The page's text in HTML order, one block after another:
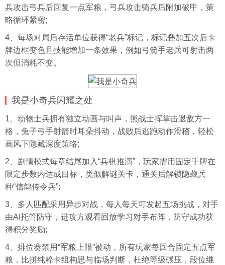
兵攻击弓兵后回复一点军粮，弓兵攻击骑兵后附加破甲，策
略循环紧密;
4、每场对局后存活单位获得“老兵”标记，标记叠加五次后卡
牌边框变色且技能增加一条效果，例如弓箭手老兵可射击两
次但消耗不变。
我是小奇兵闪耀之处
1、动物士兵拥有独立动画与叫声，熊战士挥掌击退敌方一
格，兔子弓手射箭时耳朵抖动，战败后逃跑动作滑稽，轻松
画风下隐藏深度策略;
2、剧情模式每章结尾加入“兵棋推演”，玩家需用固定手牌在
限定步数内达成目标，类似解谜关卡，通关后解锁隐藏兵
种“信鸽传令兵”;
3、多人匹配采用异步对战，每人每天可发起五场挑战，对手
由AI托管防守，进攻方观看回放学习对手布阵，防守成功获
得积分奖励;
4、排位赛禁用“军粮上限”被动，所有玩家每回合固定五点军
粮，比拼纯粹卡组构思与临场判断，杜绝等级碾压，段位继